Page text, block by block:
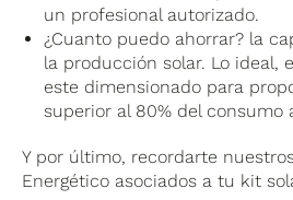
un profesional autorizado.
¿Cuanto puedo ahorrar? la
la producción solar. Lo ideal,
este dimensionado para
superior al 80% del consumo
Y por último, recordarte
Energético asociados a tu kit